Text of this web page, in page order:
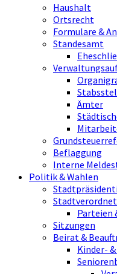
Haushalt
Ortsrecht
Formulare &
Standesamt
Ämter
Beflaggung
Interne
Politik & Wahlen
Parteien
Sitzungen
Beirat &
Kinder-